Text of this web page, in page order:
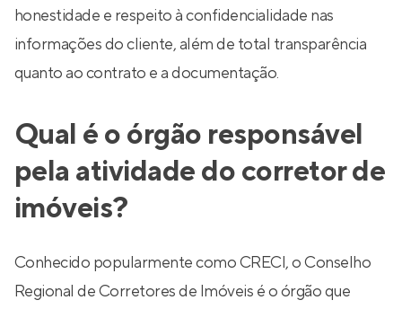
honestidade e respeito à confidencialidade nas
informações do cliente, além de total transparência
quanto ao contrato e a documentação.
Qual é o órgão responsável
pela atividade do corretor de
imóveis?
Conhecido popularmente como CRECI, o Conselho
Regional de Corretores de Imóveis é o órgão que